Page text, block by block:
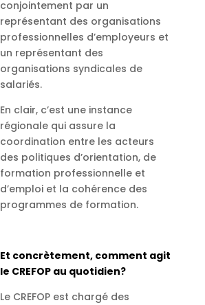
conjointement par un
représentant des organisations
professionnelles d’employeurs et
un représentant des
organisations syndicales de
salariés.
En clair, c’est une instance
régionale qui assure la
coordination entre les acteurs
des politiques d’orientation, de
formation professionnelle et
d’emploi et la cohérence des
programmes de formation.
Et concrètement, comment agit
le CREFOP au quotidien?
Le CREFOP est chargé des